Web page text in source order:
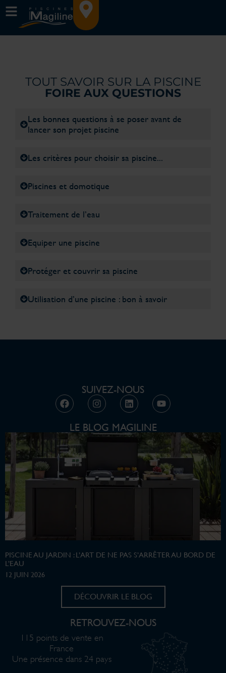
TOUT SAVOIR SUR LA PISCINE
FOIRE AUX QUESTIONS
Les bonnes questions à se poser avant de
lancer son projet piscine
Les critères pour choisir sa piscine...
Piscines et domotique
Traitement de l’eau
Equiper une piscine
Protéger et couvrir sa piscine
Utilisation d’une piscine : bon à savoir
SUIVEZ-NOUS
LE BLOG MAGILINE
PISCINE AU JARDIN : L’ART DE NE PAS S’ARRÊTER AU BORD DE
L’EAU
12 JUIN 2026
DÉCOUVRIR LE BLOG
RETROUVEZ-NOUS
115 points de vente en
France
Une présence dans 24 pays